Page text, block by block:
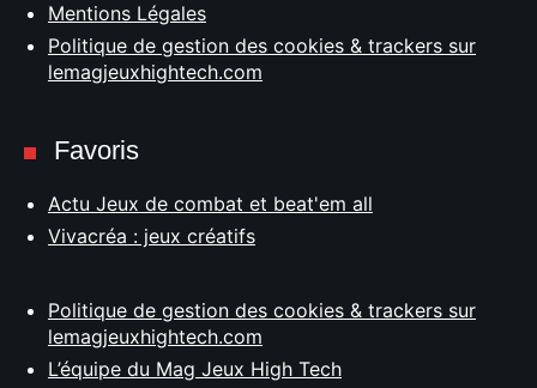
Mentions Légales
Politique de gestion des cookies & trackers sur
lemagjeuxhightech.com
Favoris
Actu Jeux de combat et beat'em all
Vivacréa : jeux créatifs
Politique de gestion des cookies & trackers sur
lemagjeuxhightech.com
L’équipe du Mag Jeux High Tech